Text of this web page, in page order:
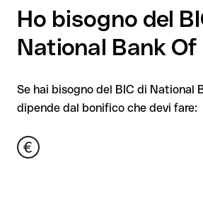
Ho bisogno del
National Bank
Se hai bisogno del BIC di National
dipende dal bonifico che devi fare: